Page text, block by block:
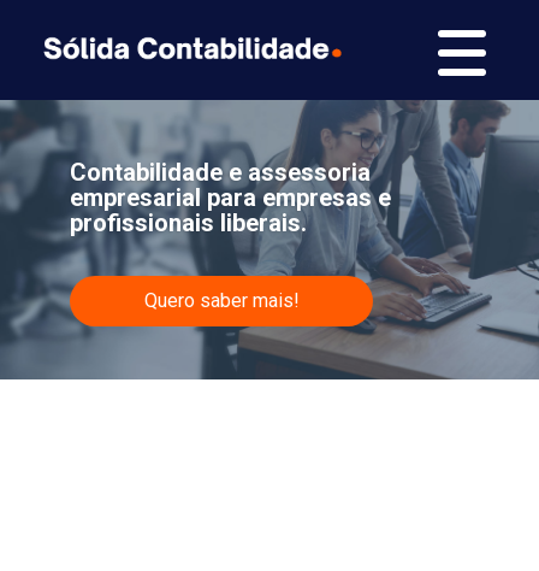
Contabilidade e assessoria
empresarial para empresas e
profissionais liberais.
Quero saber mais!